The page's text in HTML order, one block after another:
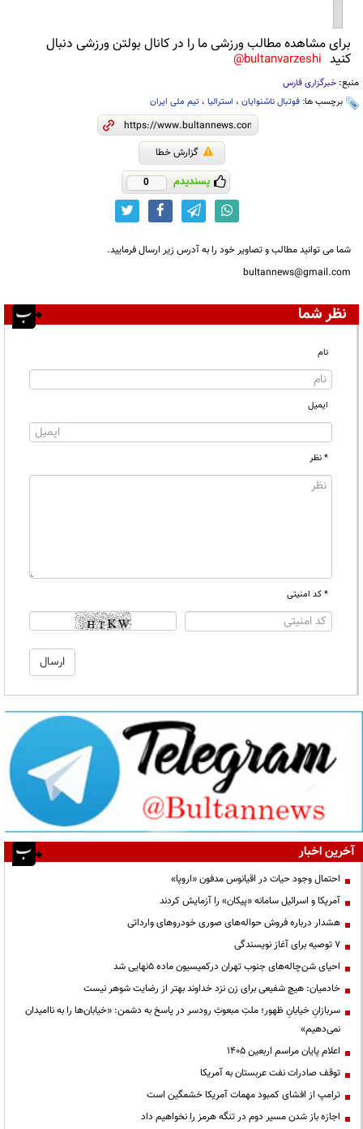
برای مشاهده مطالب ورزشی ما را در کانال بولتن ورزشی دنبال
کنید bultanvarzeshi@
منبع: خبرگزاری فارس
برچسب ها: فوتبال ناشنوایان ، استرالیا ، تیم ملی ایران
گزارش خطا
پسندیدم 0
شما می توانید مطالب و تصاویر خود را به آدرس زیر ارسال فرمایید.
bultannews@gmail.com
نظر شما
نام
ایمیل
* نظر
* کد امنیتی
آخرین اخبار
احتمال وجود حیات در اقیانوس مدفون «اروپا»
آمریکا و اسرائیل سامانه «پیکان» را آزمایش کردند
هشدار درباره فروش حواله‌های صوری خودروهای وارداتی
۷ توصیه برای آغاز نویسندگی
احیای شن‌چاله‌های جنوب تهران درکمیسیون ماده ۵نهایی شد
خادمیان: هیچ شفیعی برای زن نزد خداوند بهتر از رضایت شوهر نیست
سربازانِ خیابانِ ظهور؛ ملتِ مبعوثِ رودسر در پاسخ به دشمن: «خیابان‌ها را به ناامیدان
نمی‌دهیم»
اعلام پایان مراسم اربعین ۱۴۰۵
توقف صادرات نفت عربستان به آمریکا
ترامپ از افشای کمبود مهمات آمریکا خشمگین است
اجازه باز شدن مسیر دوم در تنگه هرمز را نخواهیم داد